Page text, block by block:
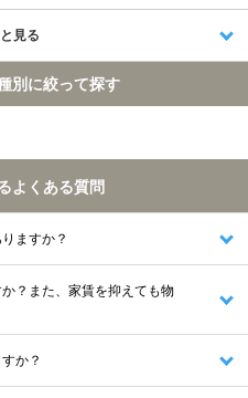
見る
別に絞って探す
よくある質問
ますか？
？また、家賃を抑えても物
か？